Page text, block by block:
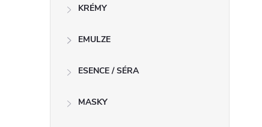
KRÉMY
EMULZE
ESENCE / SÉRA
MASKY